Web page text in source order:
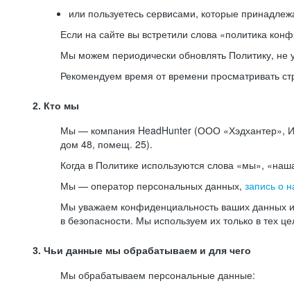
или пользуетесь сервисами, которые
Если на сайте вы встретили слова «политика
Мы можем периодически обновлять Политику, не
Рекомендуем время от времени просматривать
2. Кто мы
Мы — компания HeadHunter (ООО «Хэдхантер»,
дом 48, помещ. 25).
Когда в Политике используются слова «мы»,
Мы — оператор персональных данных, запись о
Мы уважаем конфиденциальность ваших данных
в безопасности. Мы используем их только в тех
3. Чьи данные мы обрабатываем и для чего
Мы обрабатываем персональные данные: